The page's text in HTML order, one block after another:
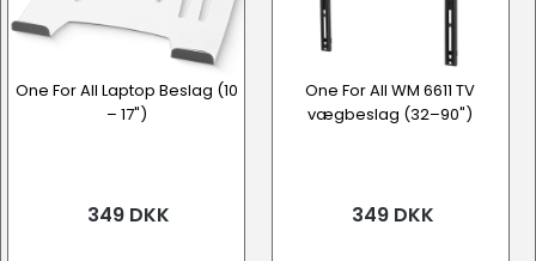
One For All Laptop Beslag (10
– 17")
349 DKK
One For All WM 6611 TV
vægbeslag (32–90")
349 DKK